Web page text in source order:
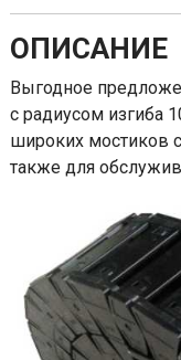
ОПИСАНИЕ
Выгодное
с радиусом изгиба
широких мостиков
также для